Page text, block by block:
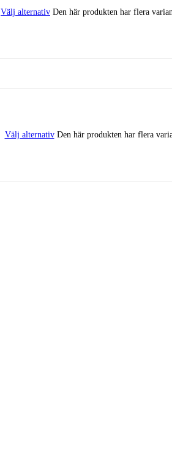
Välj alternativ Den här produkten har flera
Välj alternativ Den här produkten har flera